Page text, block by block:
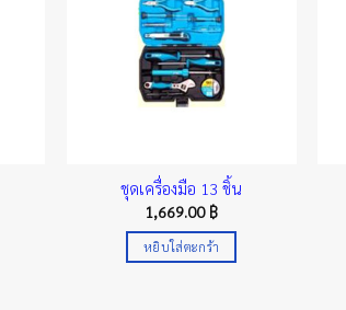
ชุดเครื่องมือ 13 ชิ้น
1,669.00 ฿
หยิบใส่ตะกร้า